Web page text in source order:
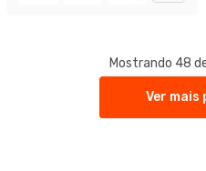
Mostrando 48
Ver